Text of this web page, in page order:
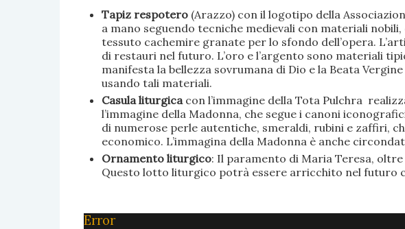
Tapiz respotero(Arazzo) con il logotipo della
a mano seguendo tecniche medievali con materiali
tessuto cachemire granate per lo sfondo dell’opera.
di restauri nel futuro. L’oro e l’argento sono materiali
manifesta la bellezza sovrumana di Dio e la Beata
usando tali materiali.
Casula liturgica con l’immagine della Tota Pulchra
l’immagine della Madonna, che segue i canoni
di numerose perle autentiche, smeraldi, rubini e zaffiri,
economico. L’immagina della Madonna è anche
Ornamento liturgico: Il paramento di Maria Teresa,
Questo lotto liturgico potrà essere arricchito nel futuro
Error